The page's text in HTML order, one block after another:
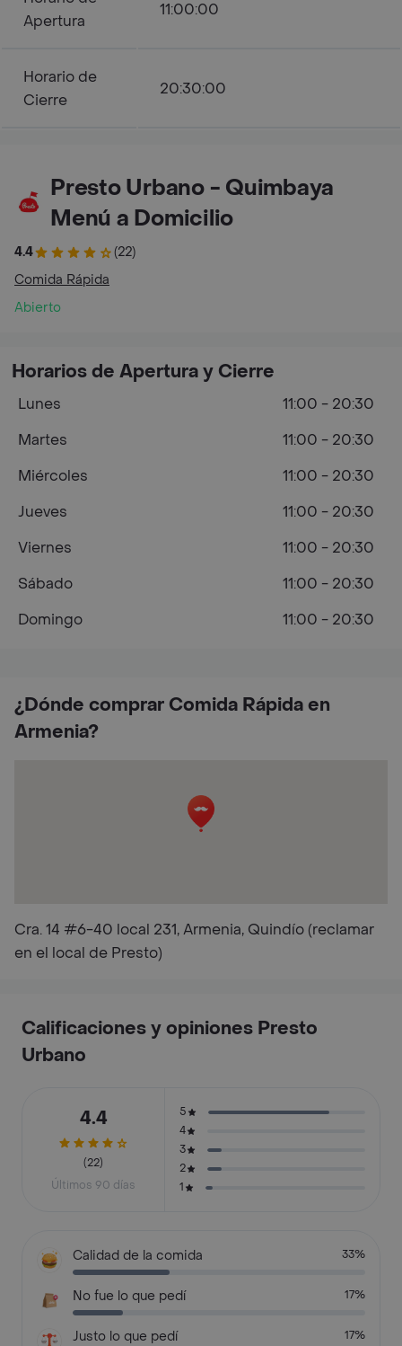
Apertura
11:00:00
Horario de
Cierre
20:30:00
Presto Urbano - Quimbaya
Menú a Domicilio
4.4
(22)
Comida Rápida
Abierto
¿Dónde comprar Comida Rápida en
Armenia?
Cra. 14 #6-40 local 231, Armenia, Quindío (reclamar
en el local de Presto)
Horarios de Apertura y Cierre
Lunes
11:00 - 20:30
Martes
11:00 - 20:30
Miércoles
11:00 - 20:30
Jueves
11:00 - 20:30
Viernes
11:00 - 20:30
Sábado
11:00 - 20:30
Domingo
11:00 - 20:30
Calificaciones y opiniones Presto
Urbano
4.4
(22)
Últimos 90 días
5
4
3
2
1
Calidad de la comida 33%
No fue lo que pedí 17%
Justo lo que pedí 17%